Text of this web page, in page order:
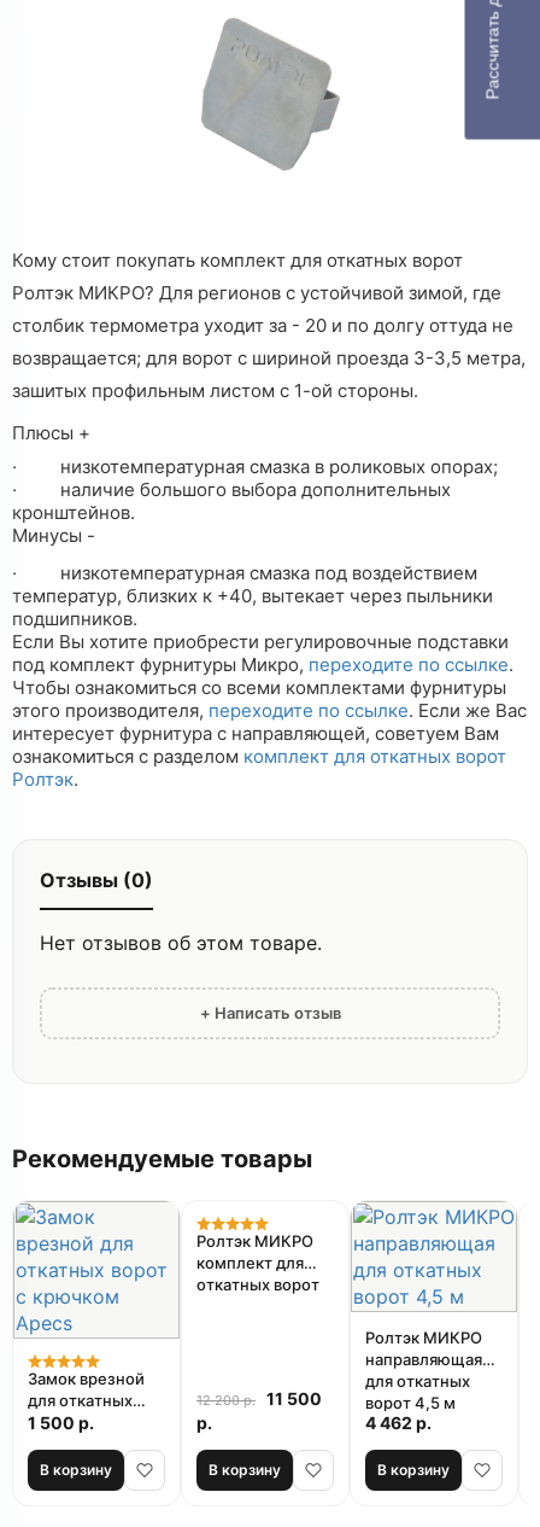
Кому стоит покупать комплект для откатных ворот
Ролтэк МИКРО? Для регионов с устойчивой зимой, где
столбик термометра уходит за - 20 и по долгу оттуда не
возвращается; для ворот с шириной проезда 3-3,5 метра,
зашитых профильным листом с 1-ой стороны.
Плюсы +
·
низкотемпературная смазка в роликовых опорах;
·
наличие большого выбора дополнительных
кронштейнов.
Минусы -
·
низкотемпературная смазка под воздействием
температур, близких к +40, вытекает через пыльники
подшипников.
Если Вы хотите приобрести регулировочные подставки
под комплект фурнитуры Микро, переходите по ссылке.
Чтобы ознакомиться со всеми комплектами фурнитуры
этого производителя, переходите по ссылке. Если же Вас
интересует фурнитура с направляющей, советуем Вам
ознакомиться с разделом комплект для откатных ворот
Ролтэк.
Отзывы (0)
Нет отзывов об этом товаре.
+ Написать отзыв
Рекомендуемые товары
Замок врезной
для откатных
ворот с крючком
1 500 р.
В корзину
Акция
Ролтэк МИКРО
комплект для
откатных ворот
12 200 р.
11 500
р.
В корзину
Ролтэк МИКРО
направляющая
для откатных
ворот 4,5 м
4 462 р.
В корзину